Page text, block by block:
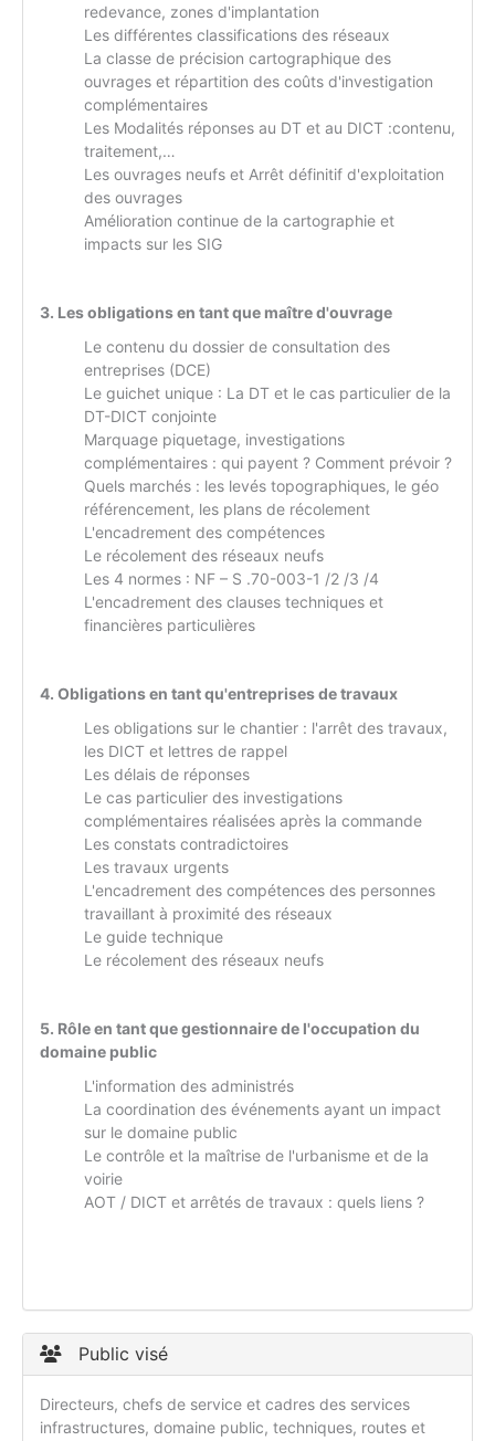
redevance, zones d'implantation
Les différentes classifications des réseaux
La classe de précision cartographique des
ouvrages et répartition des coûts d'investigation
complémentaires
Les Modalités réponses au DT et au DICT :contenu,
traitement,…
Les ouvrages neufs et Arrêt définitif d'exploitation
des ouvrages
Amélioration continue de la cartographie et
impacts sur les SIG
3. Les obligations en tant que maître d'ouvrage
Le contenu du dossier de consultation des
entreprises (DCE)
Le guichet unique : La DT et le cas particulier de la
DT-DICT conjointe
Marquage piquetage, investigations
complémentaires : qui payent ? Comment prévoir ?
Quels marchés : les levés topographiques, le géo
référencement, les plans de récolement
L'encadrement des compétences
Le récolement des réseaux neufs
Les 4 normes : NF – S .70-003-1 /2 /3 /4
L'encadrement des clauses techniques et
financières particulières
4. Obligations en tant qu'entreprises de travaux
Les obligations sur le chantier : l'arrêt des travaux,
les DICT et lettres de rappel
Les délais de réponses
Le cas particulier des investigations
complémentaires réalisées après la commande
Les constats contradictoires
Les travaux urgents
L'encadrement des compétences des personnes
travaillant à proximité des réseaux
Le guide technique
Le récolement des réseaux neufs
5. Rôle en tant que gestionnaire de l'occupation du
domaine public
L'information des administrés
La coordination des événements ayant un impact
sur le domaine public
Le contrôle et la maîtrise de l'urbanisme et de la
voirie
AOT / DICT et arrêtés de travaux : quels liens ?
Public visé
Directeurs, chefs de service et cadres des services
infrastructures, domaine public, techniques, routes et